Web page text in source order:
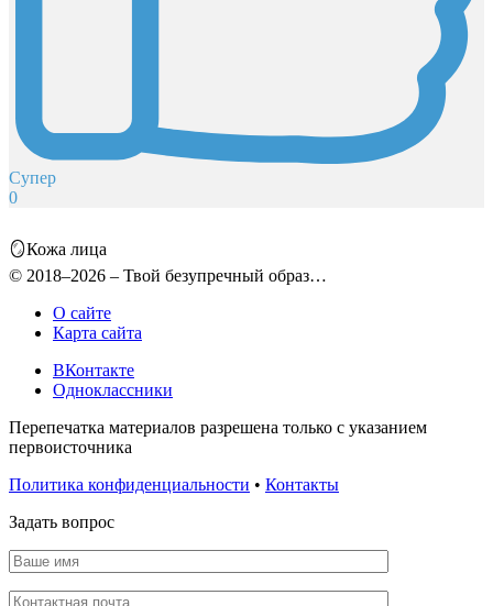
Супер
0
🪞Кожа лица
© 2018–2026 – Твой безупречный образ…
О сайте
Карта сайта
ВКонтакте
Одноклассники
Перепечатка материалов разрешена только с указанием
первоисточника
Политика конфиденциальности • Контакты
Задать вопрос